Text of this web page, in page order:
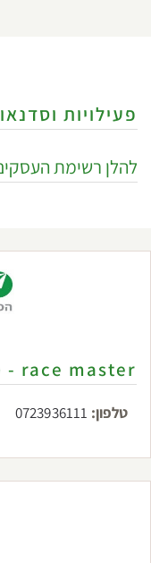
פעילויות
להלן רשימת
race master - מרוץ עם ערכים
טלפון: 0723936111